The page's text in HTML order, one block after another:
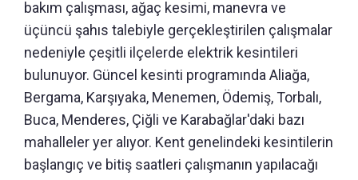
bakım çalışması, ağaç kesimi, manevra ve
üçüncü şahıs talebiyle gerçekleştirilen çalışmalar
nedeniyle çeşitli ilçelerde elektrik kesintileri
bulunuyor. Güncel kesinti programında Aliağa,
Bergama, Karşıyaka, Menemen, Ödemiş, Torbalı,
Buca, Menderes, Çiğli ve Karabağlar'daki bazı
mahalleler yer alıyor. Kent genelindeki kesintilerin
başlangıç ve bitiş saatleri çalışmanın yapılacağı